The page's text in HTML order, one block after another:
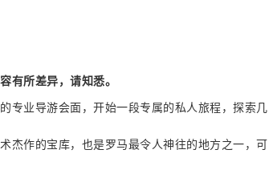
有所差异，请知悉。
专业导游会面，开始一段专属的私人旅程，探索几
杰作的宝库，也是罗马最令人神往的地方之一，可